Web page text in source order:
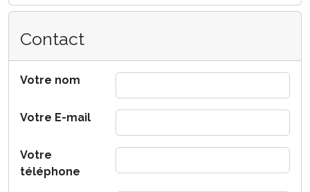
Contact
Votre nom
Votre E-mail
Votre
téléphone